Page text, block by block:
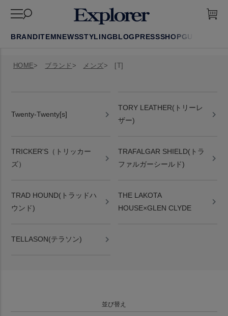
BRANDITEMNEWSSTYLINGBLOGPRESSSHOPGUIDE
HOME ブランド メンズ
Twenty-Twenty[s]
TORY LEATHER(トリーレ
ザー)
TRICKER'S（トリッカー
ズ）
TRAFALGAR SHIELD(トラ
ファルガーシールド)
TRAD HOUND(トラッドハ
ウンド)
THE LAKOTA
HOUSE×GLEN CLYDE
TELLASON(テラソン)
並び替え